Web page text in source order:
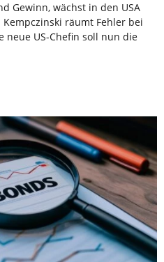
Gewinn, wächst in den USA
räumt Fehler bei
neue US-Chefin soll nun die